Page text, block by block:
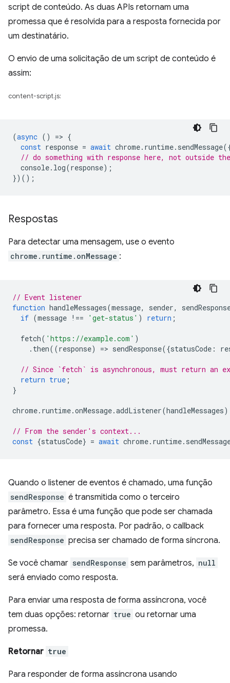
script de conteúdo. As duas APIs retornam uma
promessa que é resolvida para a resposta fornecida por
um destinatário.
O envio de uma solicitação de um script de conteúdo é
assim:
content-script.js:
(async () => {
const response = await chrome. runtime. sendMessage
// do something with response here, not outside
console. log(response);
})();
Respostas
Para detectar uma mensagem, use o evento
chrome.runtime.onMessage :
// Event listener
function handleMessages(message, sender,
if (message !== 'get-status' ) return ;
fetch( 'https://example.com' )
. then((response) => sendResponse({statusCode :
// Since `fetch` is asynchronous, must return an
return true ;
}
chrome. runtime.onMessage.addListener(handleMessages
// From the sender's context...
const {statusCode} = await chrome. runtime.
Quando o listener de eventos é chamado, uma função
sendResponse é transmitida como o terceiro
parâmetro. Essa é uma função que pode ser chamada
para fornecer uma resposta. Por padrão, o callback
sendResponse precisa ser chamado de forma síncrona.
Se você chamar sendResponse sem parâmetros, null
será enviado como resposta.
Para enviar uma resposta de forma assíncrona, você
tem duas opções: retornar true ou retornar uma
promessa.
Retornar true
Para responder de forma assíncrona usando